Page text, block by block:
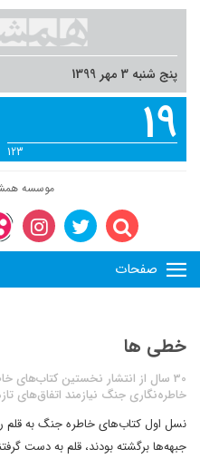
19
123
پنج شنبه 3 مهر 1399
موسسه
صفحات
خطی ها
30 سال از انتشار نخستین
خاطره‌نگاری جنگ نیازمند اتفاق‌های
نسل اول کتاب‌های خاطره جنگ به قلم
جبهه‌ها برگشته بودند، قلم به ‌دست